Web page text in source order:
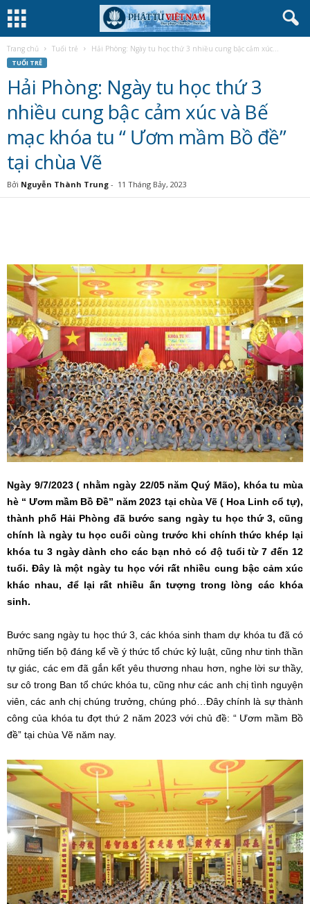
Trang chủ Tuổi trẻ Hải Phòng: Ngày tu học thứ 3 nhiều cung bậc cảm xúc...
TUỔI TRẺ
Hải Phòng: Ngày tu học thứ 3
nhiều cung bậc cảm xúc và Bế
mạc khóa tu “ Ươm mầm Bồ đề”
tại chùa Vẽ
Bởi Nguyễn Thành Trung - 11 Tháng Bảy, 2023
Ngày 9/7/2023 ( nhằm ngày 22/05 năm Quý Mão), khóa tu mùa
hè “ Ươm mầm Bồ Đề” năm 2023 tại chùa Vẽ ( Hoa Linh cổ tự),
thành phố Hải Phòng đã bước sang ngày tu học thứ 3, cũng
chính là ngày tu học cuối cùng trước khi chính thức khép lại
khóa tu 3 ngày dành cho các bạn nhỏ có độ tuổi từ 7 đến 12
tuổi. Đây là một ngày tu học với rất nhiều cung bậc cảm xúc
khác nhau, để lại rất nhiều ấn tượng trong lòng các khóa
sinh.
Bước sang ngày tu học thứ 3, các khóa sinh tham dự khóa tu đã có
những tiến bộ đáng kể về ý thức tổ chức kỷ luật, cũng như tinh thần
tự giác, các em đã gắn kết yêu thương nhau hơn, nghe lời sư thầy,
sư cô trong Ban tổ chức khóa tu, cũng như các anh chị tình nguyện
viên, các anh chị chúng trưởng, chúng phó…Đây chính là sự thành
công của khóa tu đợt thứ 2 năm 2023 với chủ đề: “ Ươm mầm Bồ
đề” tại chùa Vẽ năm nay.